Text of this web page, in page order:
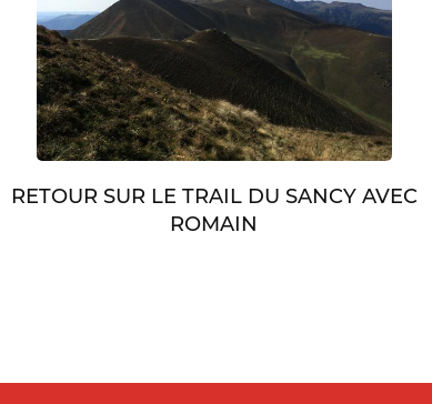
RETOUR SUR LE TRAIL DU SANCY AVEC
ROMAIN